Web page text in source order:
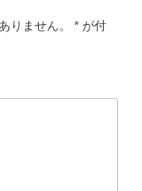
りません。 * が付